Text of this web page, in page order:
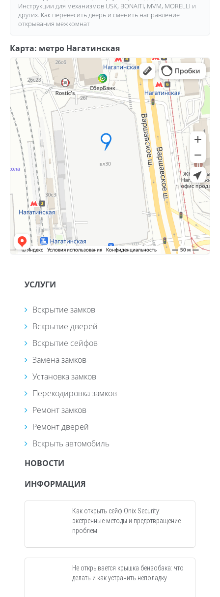
Инструкции для механизмов USK, BONAITI, MVM, MORELLI и
других. Как перевесить дверь и сменить направление
открывания межкомнат
Карта: метро Нагатинская
УСЛУГИ
Вскрытие замков
Вскрытие дверей
Вскрытие сейфов
Замена замков
Установка замков
Перекодировка замков
Ремонт замков
Ремонт дверей
Вскрыть автомобиль
НОВОСТИ
ИНФОРМАЦИЯ
Как открыть сейф Onix Security:
экстренные методы и предотвращение
проблем
Не открывается крышка бензобака: что
делать и как устранить неполадку